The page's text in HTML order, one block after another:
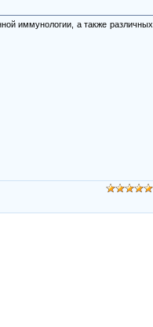
иммунологии, а также различных